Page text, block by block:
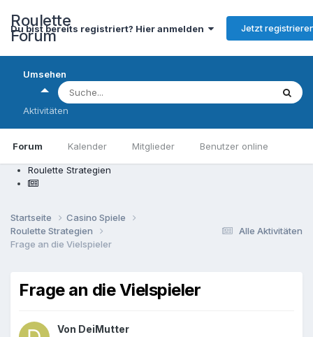
Roulette
Forum
Du bist bereits registriert? Hier anmelden Jetzt
Umsehen
Forum Kalender Mitglieder Benutzer online
Aktivitäten
Roulette Strategien
Alle Aktivitäten
Startseite
Casino Spiele
Roulette Strategien
Frage an die Vielspieler
Frage an die Vielspieler
Von DeiMutter